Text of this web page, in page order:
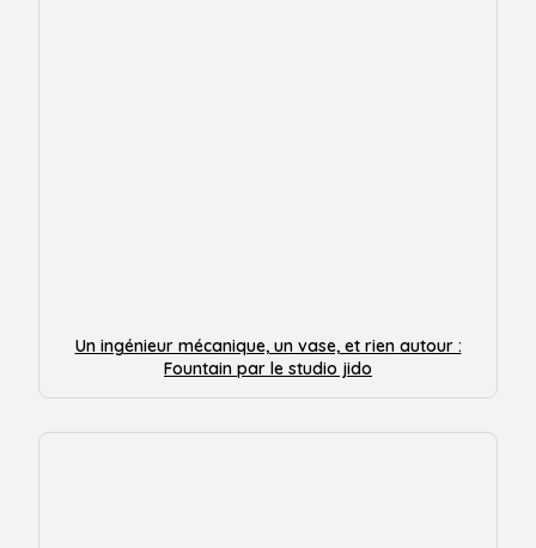
Un ingénieur mécanique, un vase, et rien autour :
Fountain par le studio jido